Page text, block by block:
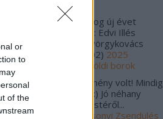
or
to
of the
Boldog új évet
Tavalyi kedvencek: Edvi Illés
Kéknyelű 2020 Györgykovács
2026.01.06. 12:02) 2025
- Magyar és külföldi borok
Szuper esemény volt! Mindig
jók a Zsendülések :) Jó néhany
tértem haza az estéről...
00:01
Karácsonyi Zsendülés